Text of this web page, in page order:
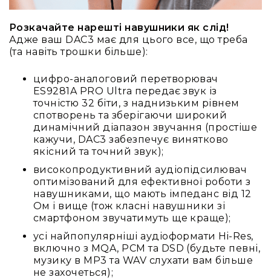
IP
Для
офісів
та
центрів
Аксесуари
і
комплектуючі
Рішення
для
трансляцій
звуку
Готові
комплекти
для
і
конференцій
Спікерфони
Розкачайте нарешті навушники як слід!
Адже ваш DAC3 має для цього все, що треба
(та навіть трошки більше):
цифро-аналоговий перетворювач
ES9281A PRO Ultra передає звук із
точністю 32 біти, з наднизьким рівнем
спотворень та зберігаючи широкий
динамічний діапазон звучання (простіше
кажучи, DAC3 забезпечує винятково
якісний та точний звук);
високопродуктивний аудіопідсилювач
оптимізований для ефективної роботи з
навушниками, що мають імпеданс від 12
Ом і вище (тож класні навушники зі
смартфоном звучатимуть ще краще);
усі найпопулярніші аудіоформати Hi-Res,
включно з MQA, PCM та DSD (будьте певні,
музику в MP3 та WAV слухати вам більше
не захочеться);